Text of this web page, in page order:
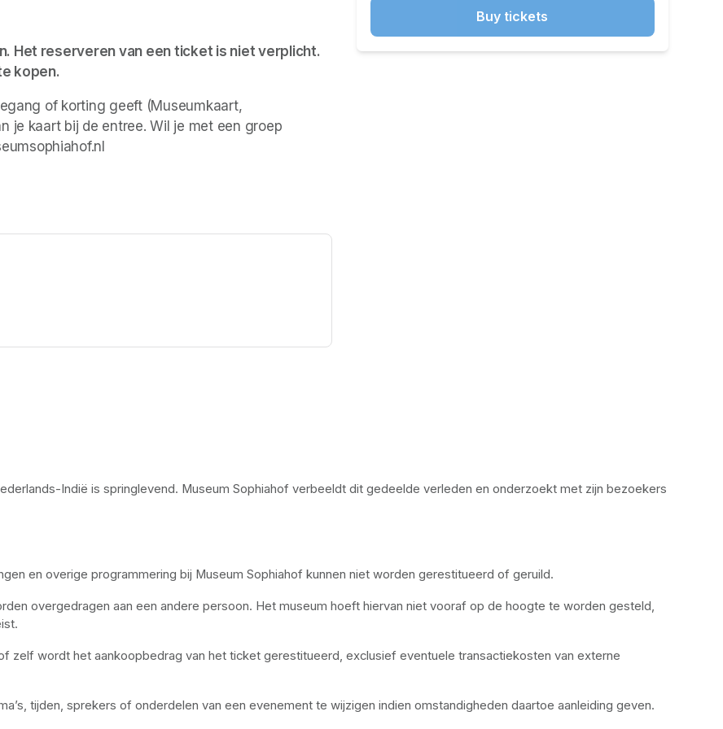
Het reserveren van een ticket is niet verplicht.
kopen.
of korting geeft (Museumkaart,
je kaart bij de entree. Wil je met een groep
Buy tickets
Indië is springlevend. Museum Sophiahof verbeeldt dit gedeelde verleden en onderzoekt met zijn bezoekers
en overige programmering bij Museum Sophiahof kunnen niet worden gerestitueerd of geruild.
overgedragen aan een andere persoon. Het museum hoeft hiervan niet vooraf op de hoogte te worden gesteld,
zelf wordt het aankoopbedrag van het ticket gerestitueerd, exclusief eventuele transactiekosten van externe
tijden, sprekers of onderdelen van een evenement te wijzigen indien omstandigheden daartoe aanleiding geven.